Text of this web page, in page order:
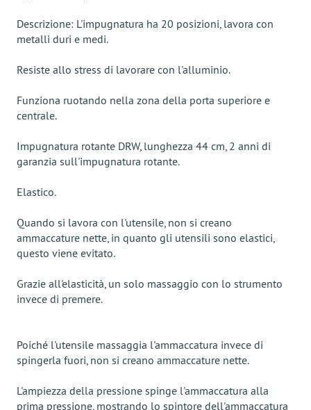
Descrizione: L'impugnatura ha 20 posizioni, lavora con
metalli duri e medi.
Resiste allo stress di lavorare con l'alluminio.
Funziona ruotando nella zona della porta superiore e
centrale.
Impugnatura rotante DRW, lunghezza 44 cm, 2 anni di
garanzia sull'impugnatura rotante.
Elastico.
Quando si lavora con l'utensile, non si creano
ammaccature nette, in quanto gli utensili sono elastici,
questo viene evitato.
Grazie all'elasticità, un solo massaggio con lo strumento
invece di premere.
Poiché l'utensile massaggia l'ammaccatura invece di
spingerla fuori, non si creano ammaccature nette.
L'ampiezza della pressione spinge l'ammaccatura alla
prima pressione, mostrando lo spintore dell'ammaccatura